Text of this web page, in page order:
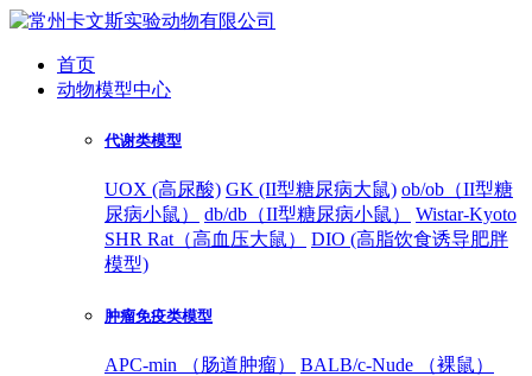
首页
动物模型中心
代谢类模型
UOX (高尿酸) GK (II型糖尿病大鼠) ob/ob（II型糖
尿病小鼠）
db/db（II型糖尿病小鼠）
Wistar-Kyoto
SHR Rat（高血压大鼠）
DIO (高脂饮食诱导肥胖
模型)
肿瘤免疫类模型
APC-min （肠道肿瘤）
BALB/c-Nude （裸鼠）